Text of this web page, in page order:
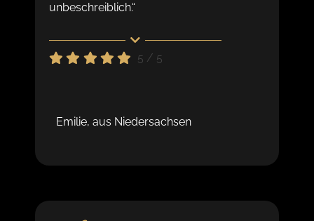
unbeschreiblich.“
5 / 5
Emilie, aus Niedersachsen